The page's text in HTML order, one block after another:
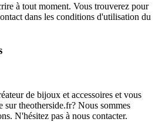
à tout moment. Vous trouverez pour
dans les conditions d'utilisation du
de bijoux et accessoires et vous
sur theotherside.fr? Nous sommes
N'hésitez pas à nous contacter.